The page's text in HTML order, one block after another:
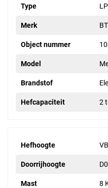
Type
Merk BT
Object nummer
Model
Brandstof
Hefcapaciteit 2
Hefhoogte
Doorrijhoogte
Mast 8